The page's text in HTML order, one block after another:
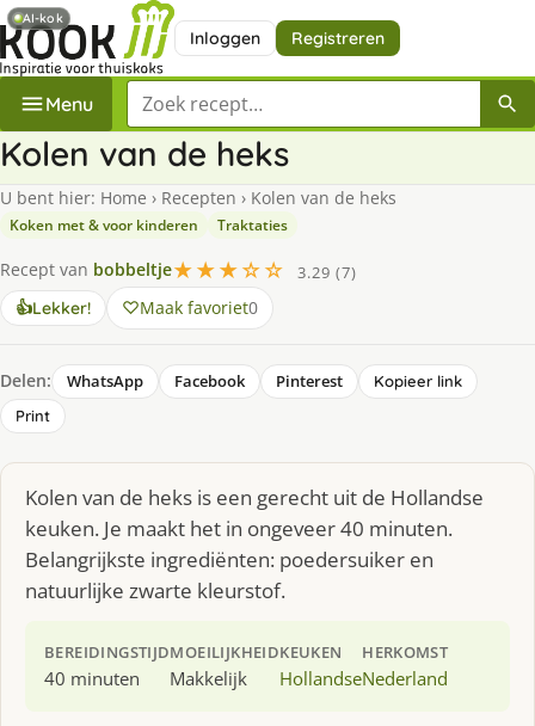
Inloggen Registreren
Menu Zoek een recept
Kolen van de heks
U bent hier: Home › Recepten › Kolen van de heks
Koken met & voor kinderen Traktaties
Recept van bobbeltje★★★☆☆
3.29 (7)
👍Lekker! Maak favoriet0
Delen: WhatsApp Facebook Pinterest
Kopieer link
Print
Kolen van de heks is een gerecht uit de Hollandse
keuken. Je maakt het in ongeveer 40 minuten.
Belangrijkste ingrediënten: poedersuiker en
natuurlijke zwarte kleurstof.
BEREIDINGSTIJD
40 minuten
MOEILIJKHEID
Makkelijk
KEUKEN
Hollandse
HERKOMST
Nederland
AI-kok